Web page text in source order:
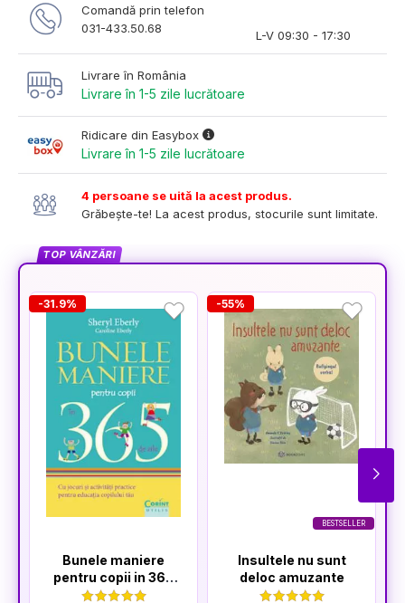
Comandă prin telefon
031-433.50.68
L-V 09:30 - 17:30
Livrare în România
Livrare în 1-5 zile lucrătoare
Ridicare din Easybox
Livrare în 1-5 zile lucrătoare
4 persoane se uită la acest produs.
Grăbește-te! La acest produs, stocurile sunt limitate.
TOP VÂNZĂRI
-31.9%
Bunele maniere
pentru copii in 365
de zile
BESTSELLER
-55%
Insultele nu sunt
deloc amuzante